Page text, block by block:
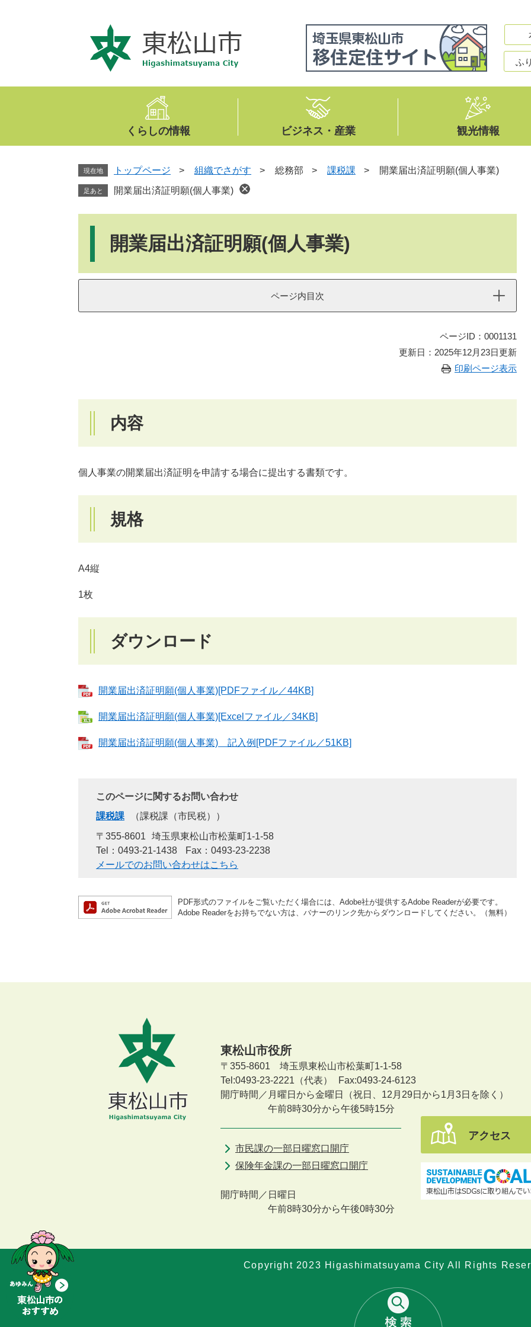
文
ふ
くらしの情報 ビジネス・産業 観光情報
現在地 トップページ > 組織でさがす > 総務部 > 課税課 > 開業届出済証明願(個人事業)
足あと 開業届出済証明願(個人事業)
開業届出済証明願(個人事業)
ページ内目次
ページID：0001131
更新日：2025年12月23日更新
印刷ページ表示
内容
個人事業の開業届出済証明を申請する場合に提出する書類です。
規格
A4縦
1枚
ダウンロード
開業届出済証明願(個人事業)[PDFファイル／44KB]
開業届出済証明願(個人事業)[Excelファイル／34KB]
開業届出済証明願(個人事業) 記入例[PDFファイル／51KB]
このページに関するお問い合わせ
課税課
課税課（市民税）
〒355-8601
埼玉県東松山市松葉町1-1-58
Tel：0493-21-1438
Fax：0493-23-2238
メールでのお問い合わせはこちら
PDF形式のファイルをご覧いただく場合には、Adobe社が提供するAdobe Readerが必要です。
Adobe Readerをお持ちでない方は、バナーのリンク先からダウンロードしてください。（無料）
東松山市役所
〒355-8601 埼玉県東松山市松葉町1-1-58
Tel:0493-23-2221（代表）
Fax:0493-24-6123
開庁時間／月曜日から金曜日
（祝日、12月29日から1月3日を除く）
午前8時30分から午後5時15分
市民課の一部日曜窓口開庁
保険年金課の一部日曜窓口開庁
開庁時間／ 日曜日
午前8時30分から午後0時30分
アクセス
Copyright 2023 Higashimatsuyama City All Rights